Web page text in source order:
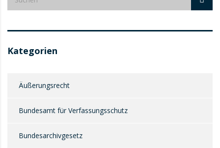
Kategorien
Äußerungsrecht
Bundesamt für Verfassungsschutz
Bundesarchivgesetz